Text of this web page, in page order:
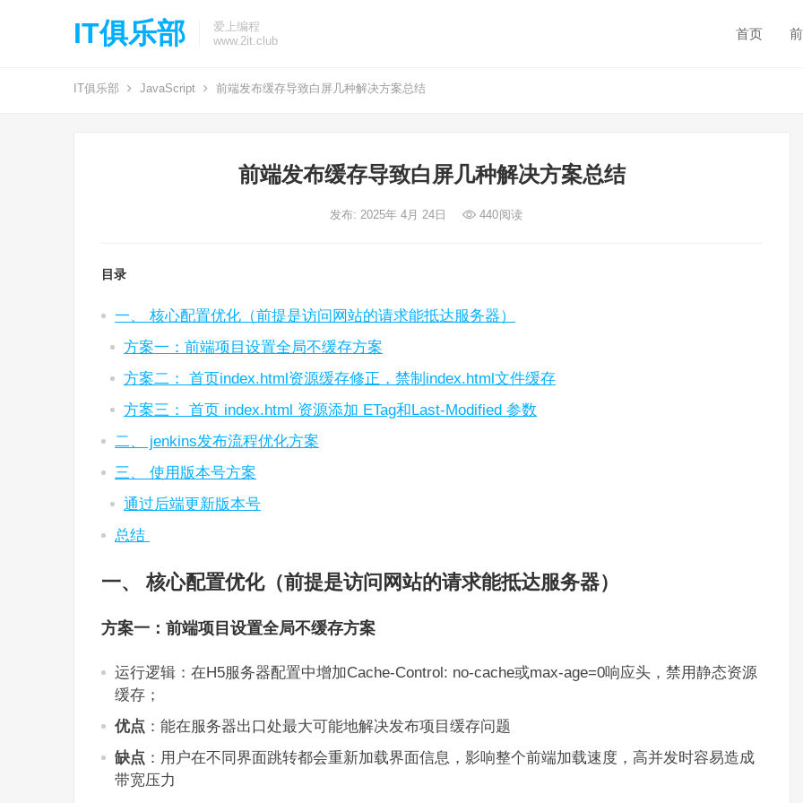
IT俱乐部
爱上编程
www.2it.club
首页
IT俱乐部 JavaScript 前端发布缓存导致白屏几种解决方案总结
前端发布缓存导致白屏几种解决方案总结
发布: 2025年 4月 24日 440阅读
目录
一、 核心配置优化（前提是访问网站的请求能抵达服务器）
方案一：前端项目设置全局不缓存方案
方案二： 首页index.html资源缓存修正，禁制index.html文件缓存
方案三： 首页 index.html 资源添加 ETag和Last-Modified 参数
二、 jenkins发布流程优化方案
三、 使用版本号方案
通过后端更新版本号
总结
一、 核心配置优化（前提是访问网站的请求能抵达服务器）
方案一：前端项目设置全局不缓存方案
运行逻辑：在H5服务器配置中增加Cache-Control: no-cache或max-age=0响应头，禁用静态资源
缓存‌；
优点 ：能在服务器出口处最大可能地解决发布项目缓存问题
缺点 ：用户在不同界面跳转都会重新加载界面信息，影响整个前端加载速度，高并发时容易造成
带宽压力